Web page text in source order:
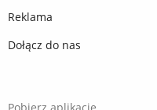
Reklama
Dołącz do nas